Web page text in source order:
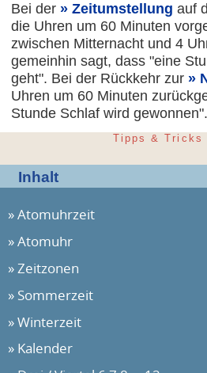
Bei der
Zeitumstellung auf
die Uhren um 60 Minuten
zwischen Mitternacht und 4
gemeinhin sagt, dass "eine
geht". Bei der Rückkehr zur
Uhren um 60 Minuten
Stunde Schlaf wird gewonnen".
Tipps & Tricks
Inhalt
Atomuhrzeit
Atomuhr
Zeitzonen
Sommerzeit
Winterzeit
Kalender